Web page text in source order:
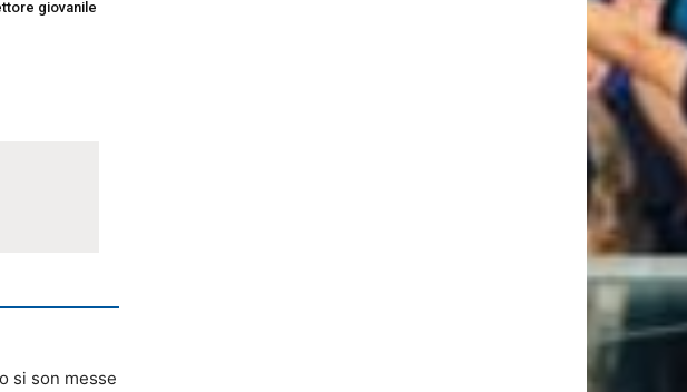
giovanile
si son messe